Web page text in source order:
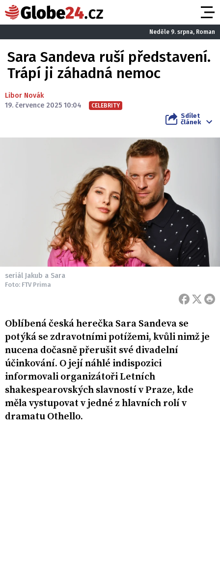
Neděle 9. srpna, Roman
Sara Sandeva ruší představení.
Trápí ji záhadná nemoc
Libor Novák
19. července 2025 10:04
CELEBRITY
Sdílet
článek
seriál Jakub a Sara
Foto: FTV Prima
Oblíbená česká herečka Sara Sandeva se
potýká se zdravotními potížemi, kvůli nimž je
nucena dočasně přerušit své divadelní
účinkování. O její náhlé indispozici
informovali organizátoři Letních
shakespearovských slavností v Praze, kde
měla vystupovat v jedné z hlavních rolí v
dramatu Othello.